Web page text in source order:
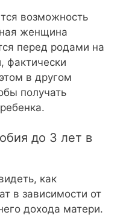
возможность
женщина
перед родами на
фактически
в другом
получать
до 3 лет в
как
в зависимости от
дохода матери.